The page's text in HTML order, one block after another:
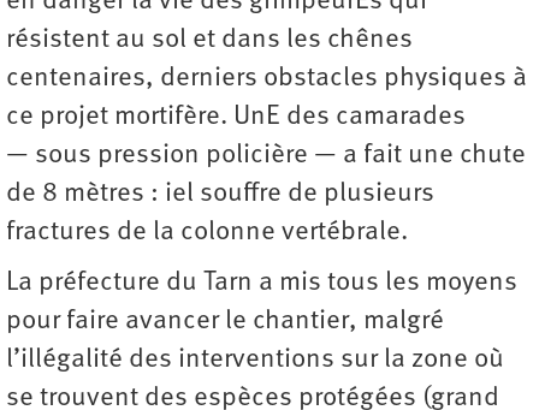
résistent au sol et dans les chênes
centenaires, derniers obstacles physiques à
ce projet mortifère. UnE des camarades
— sous pression policière — a fait une chute
de 8 mètres : iel souffre de plusieurs
fractures de la colonne vertébrale.
La préfecture du Tarn a mis tous les moyens
pour faire avancer le chantier, malgré
l’illégalité des interventions sur la zone où
se trouvent des espèces protégées (grand